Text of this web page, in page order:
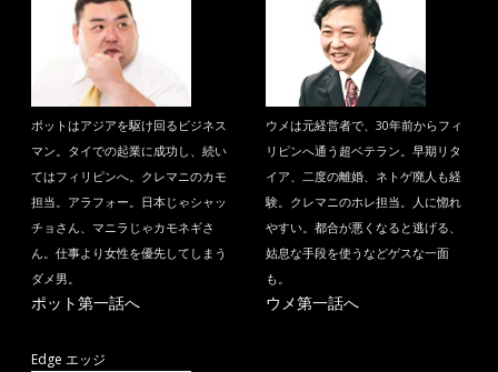
ポットはアジアを駆け回るビジネス
マン。タイでの起業に成功し、続い
てはフィリピンへ。クレマニのカモ
担当。アラフォー。日本じゃシャッ
チョさん、マニラじゃカモネギさ
ん。仕事より女性を優先してしまう
ダメ男。
ポット第一話へ
ウメは元経営者で、30年前からフィ
リピンへ通う超ベテラン。早期リタ
イア、二度の離婚、ネトゲ廃人も経
験。クレマニのホレ担当。人に惚れ
やすい。都合が悪くなると逃げる、
姑息な手段を使うなどゲスな一面
も。
ウメ第一話へ
Edge エッジ